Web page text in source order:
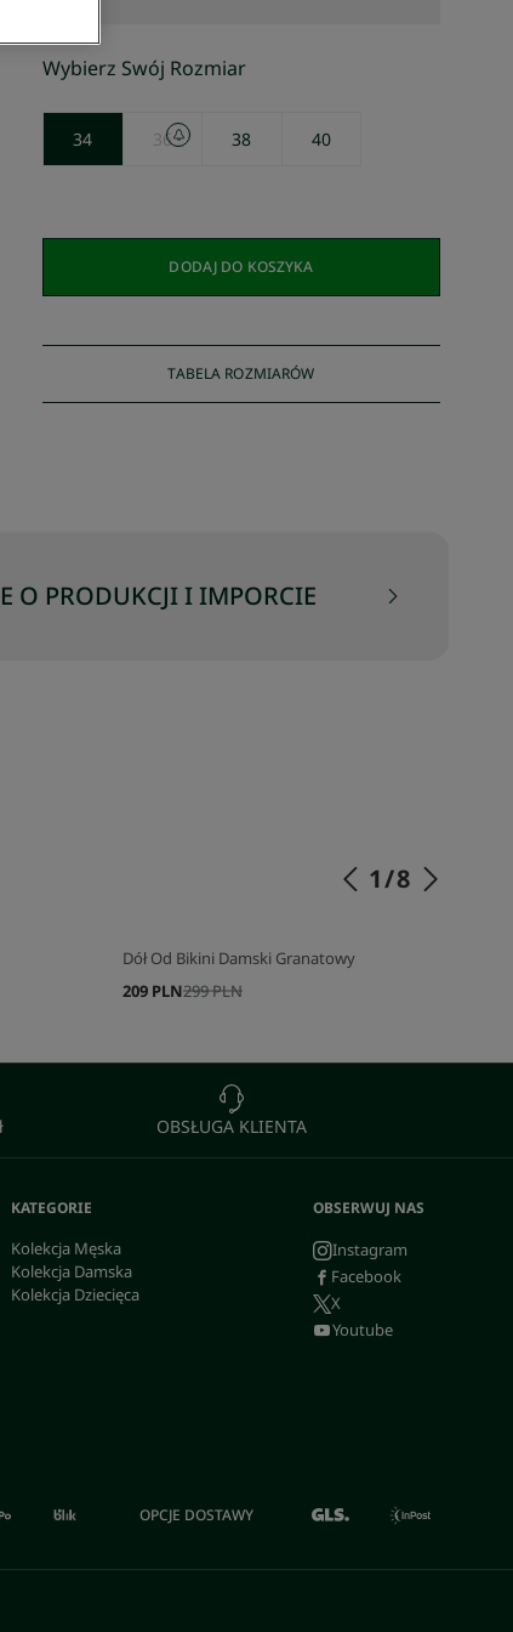
Wybierz Swój Rozmiar
34 36 38 40
DODAJ DO KOSZYKA
TABELA ROZMIARÓW
O PRODUKCJI I IMPORCIE
1/8
Dół Od Bikini Damski Granatowy
299 PLN
209 PLN
OBSŁUGA KLIENTA
KATEGORIE
Kolekcja Męska
Kolekcja Damska
Kolekcja Dziecięca
OBSERWUJ NAS
Instagram
Facebook
X
Youtube
OPCJE DOSTAWY